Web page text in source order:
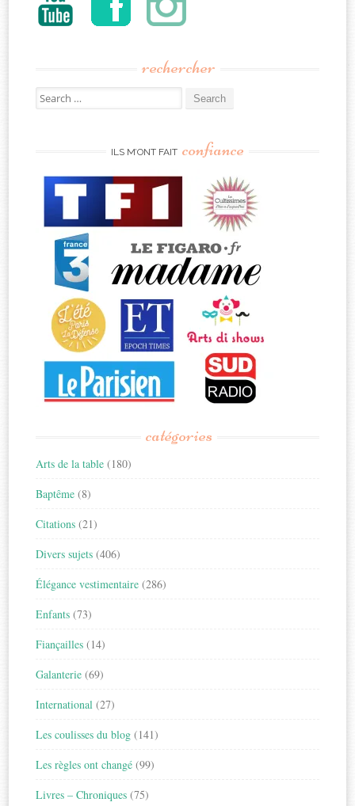
rechercher
Search
for:
ILS M’ONT FAIT confiance
catégories
Arts de la table (180)
Baptême (8)
Citations (21)
Divers sujets (406)
Élégance vestimentaire (286)
Enfants (73)
Fiançailles (14)
Galanterie (69)
International (27)
Les coulisses du blog (141)
Les règles ont changé (99)
Livres – Chroniques (75)